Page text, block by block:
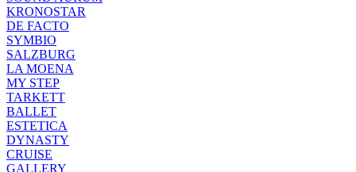
KRONOSTAR
DE FACTO
SYMBIO
SALZBURG
LA MOENA
MY STEP
TARKETT
BALLET
ESTETICA
DYNASTY
CRUISE
GALLERY